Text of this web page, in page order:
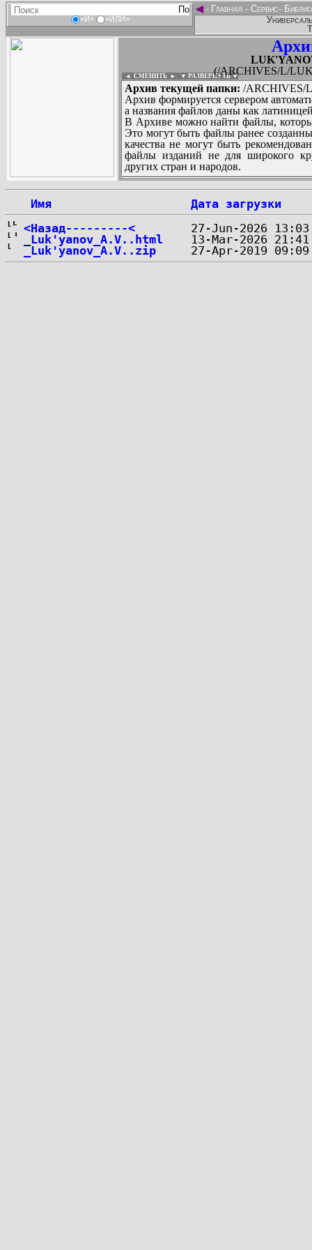
«И» «ИЛИ»
◄- Главная - Сервис-
(/ARCHIVES/L/
◄ СМЕНИТЬ ► ▼ РАЗВЕРНУТЬ ▼
Архив текущей папки: /ARCHIVES/
Архив формируется сервером
а названия файлов даны как
В Архиве можно найти файлы,
Это могут быть файлы ранее
качества не могут быть
файлы изданий не для широкого
других стран и народов.
Имя
Дата загрузки
<Назад---------<
_Luk'yanov_A.V..html
_Luk'yanov_A.V..zip